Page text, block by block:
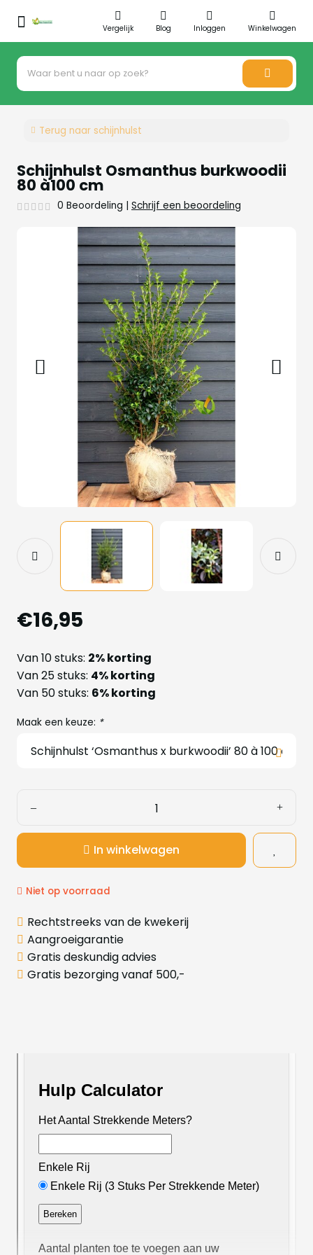
Vergelijk Blog Inloggen Winkelwagen
Terug naar schijnhulst
Schijnhulst Osmanthus burkwoodii
80 à100 cm
0 Beoordeling | Schrijf een beoordeling
€16,95
Van 10 stuks: 2% korting
Van 25 stuks: 4% korting
Van 50 stuks: 6% korting
Maak een keuze: *
In winkelwagen
Niet op voorraad
Rechtstreeks van de kwekerij
Aangroeigarantie
Gratis deskundig advies
Gratis bezorging vanaf 500,-